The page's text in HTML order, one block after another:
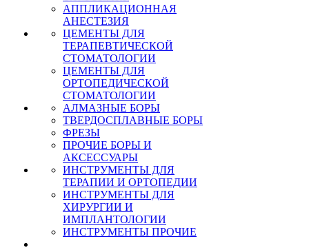
АППЛИКАЦИОННАЯ
АНЕСТЕЗИЯ
ЦЕМЕНТЫ ДЛЯ
ТЕРАПЕВТИЧЕСКОЙ
СТОМАТОЛОГИИ
ЦЕМЕНТЫ ДЛЯ
ОРТОПЕДИЧЕСКОЙ
СТОМАТОЛОГИИ
АЛМАЗНЫЕ БОРЫ
ТВЕРДОСПЛАВНЫЕ БОРЫ
ФРЕЗЫ
ПРОЧИЕ БОРЫ И
АКСЕССУАРЫ
ИНСТРУМЕНТЫ ДЛЯ
ТЕРАПИИ И ОРТОПЕДИИ
ИНСТРУМЕНТЫ ДЛЯ
ХИРУРГИИ И
ИМПЛАНТОЛОГИИ
ИНСТРУМЕНТЫ ПРОЧИЕ